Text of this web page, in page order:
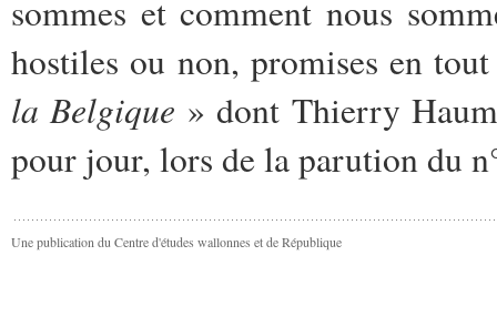
sommes et comment nous
hostiles ou non, promises en
la Belgique » dont Thierry
pour jour, lors de la parution du
Une publication du Centre d'études wallonnes et de République